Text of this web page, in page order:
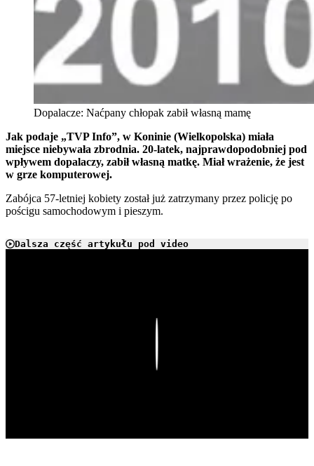
Dopalacze: Naćpany chłopak zabił własną mamę
Jak podaje „TVP Info”, w Koninie (Wielkopolska) miała
miejsce niebywała zbrodnia. 20-latek, najprawdopodobniej pod
wpływem dopalaczy, zabił własną matkę. Miał wrażenie, że jest
w grze komputerowej.
Zabójca 57-letniej kobiety został już zatrzymany przez policję po
pościgu samochodowym i pieszym.
Dalsza część artykułu pod video